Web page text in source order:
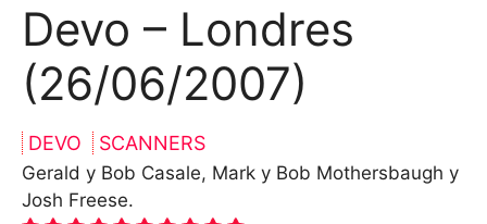
Devo – Londres
(26/06/2007)
DEVO SCANNERS
Gerald y Bob Casale, Mark y Bob Mothersbaugh y
Josh Freese.